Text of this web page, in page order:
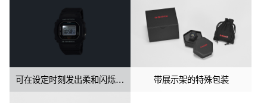
可在设定时刻发出柔和闪烁光效 带展示架的特殊包装